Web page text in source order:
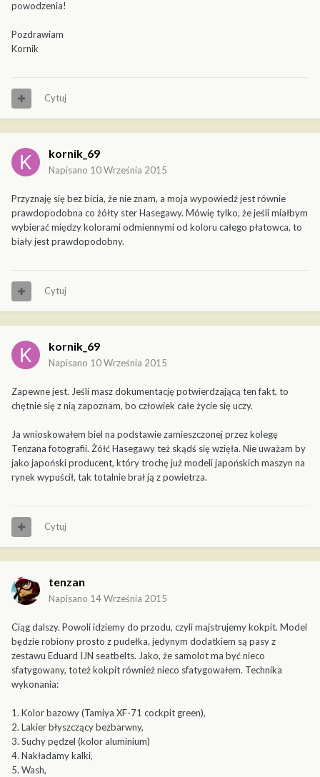
powodzenia!
Pozdrawiam
Kornik
Cytuj
kornik_69
Napisano 10 Września 2015
Przyznaję się bez bicia, że nie znam, a moja wypowiedź jest równie
prawdopodobna co żółty ster Hasegawy. Mówię tylko, że jeśli miałbym
wybierać między kolorami odmiennymi od koloru całego płatowca, to
biały jest prawdopodobny.
Cytuj
kornik_69
Napisano 10 Września 2015
Zapewne jest. Jeśli masz dokumentację potwierdzającą ten fakt, to
chętnie się z nią zapoznam, bo człowiek całe życie się uczy.
Ja wnioskowałem biel na podstawie zamieszczonej przez kolegę
Tenzana fotografii. Żółć Hasegawy też skądś się wzięła. Nie uważam by
jako japoński producent, który trochę już modeli japońskich maszyn na
rynek wypuścił, tak totalnie brał ją z powietrza.
Cytuj
tenzan
Napisano 14 Września 2015
Ciąg dalszy. Powoli idziemy do przodu, czyli majstrujemy kokpit. Model
będzie robiony prosto z pudełka, jedynym dodatkiem są pasy z
zestawu Eduard IJN seatbelts. Jako, że samolot ma być nieco
sfatygowany, toteż kokpit również nieco sfatygowałem. Technika
wykonania:
1. Kolor bazowy (Tamiya XF-71 cockpit green),
2. Lakier błyszczący bezbarwny,
3. Suchy pędzel (kolor aluminium)
4. Nakładamy kalki,
5. Wash,